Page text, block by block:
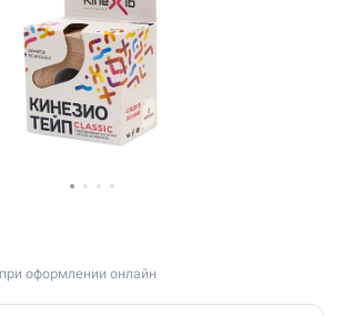
оформлении онлайн